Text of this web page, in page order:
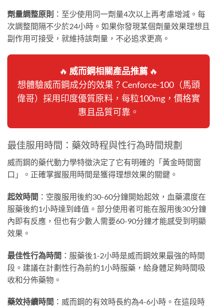
劑量調整原則 ：至少使用同一劑量4次以上再考慮增減。每
次調整間隔不少於24小時。如果你發現某個劑量效果理想且
副作用可接受，就維持該劑量，不必追求更高。
🔥 威而鋼相關產品推薦 🔥
想體驗威而鋼成分的效果？Cenforce-100（馬頭
偉哥）採用印度優質原料，每粒100mg，價格實
惠且品質可靠。
最佳服用時間：藥效時程與性行為時間規劃
威而鋼的藥代動力學特徵決定了它有明確的「黃金時間窗
口」。正確掌握服用時間是獲得理想效果的關鍵。
起效時間 ：空腹服用後約30-60分鐘開始起效，血藥濃度在
服藥後約1小時達到峰值。部分使用者可能在服用後30分鐘
內即有反應，但也有少數人需要60-90分鐘才能感受到明顯
效果。
最佳性行為時間 ：服藥後1-2小時是威而鋼效果最強的時間
段。建議在計劃性行為前約1小時服藥，給身體足夠時間吸
收和分佈藥物。
藥效持續時間 ：威而鋼的有效時長約為4-6小時。在這段時